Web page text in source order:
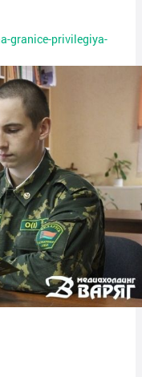
granice-privilegiya-